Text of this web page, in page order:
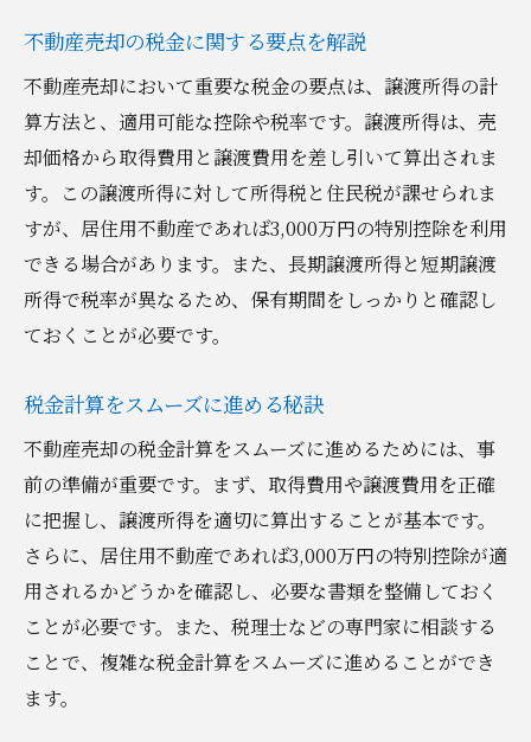
不動産売却の税金に関する要点を解説
不動産売却において重要な税金の要点は、譲渡所得の計
算方法と、適用可能な控除や税率です。譲渡所得は、売
却価格から取得費用と譲渡費用を差し引いて算出されま
す。この譲渡所得に対して所得税と住民税が課せられま
すが、居住用不動産であれば3,000万円の特別控除を利用
できる場合があります。また、長期譲渡所得と短期譲渡
所得で税率が異なるため、保有期間をしっかりと確認し
ておくことが必要です。
税金計算をスムーズに進める秘訣
不動産売却の税金計算をスムーズに進めるためには、事
前の準備が重要です。まず、取得費用や譲渡費用を正確
に把握し、譲渡所得を適切に算出することが基本です。
さらに、居住用不動産であれば3,000万円の特別控除が適
用されるかどうかを確認し、必要な書類を整備しておく
ことが必要です。また、税理士などの専門家に相談する
ことで、複雑な税金計算をスムーズに進めることができ
ます。